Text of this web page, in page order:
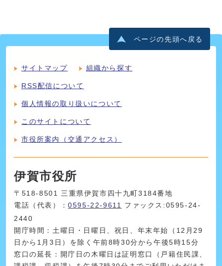
ページの先頭へ戻る
サイトマップ 組織から探す
RSS配信について
個人情報の取り扱いについて
このサイトについて
市役所案内（交通アクセス）
伊賀市役所
〒518-8501 三重県伊賀市四十九町3184番地
電話（代表）：0595-22-9611 ファックス:0595-24-
2440
開庁時間：土曜日・日曜日、祝日、年末年始（12月29
日から1月3日）を除く午前8時30分から午後5時15分
窓口の延長：開庁日の木曜日は証明窓口（戸籍住民課、